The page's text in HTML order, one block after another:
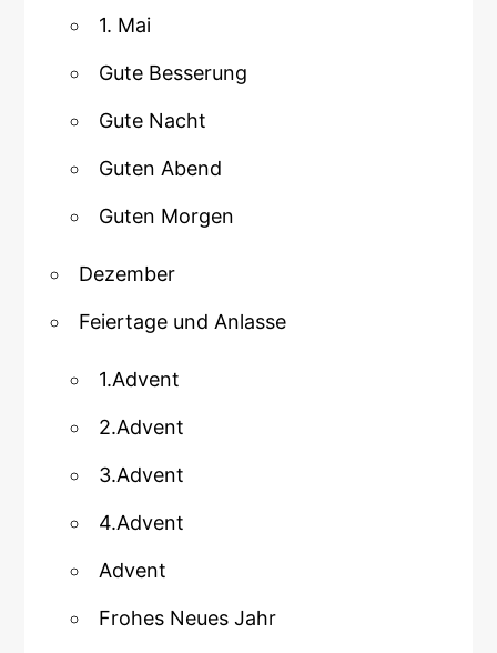
1. Mai
Gute Besserung
Gute Nacht
Guten Abend
Guten Morgen
Dezember
Feiertage und Anlasse
1.Advent
2.Advent
3.Advent
4.Advent
Advent
Frohes Neues Jahr